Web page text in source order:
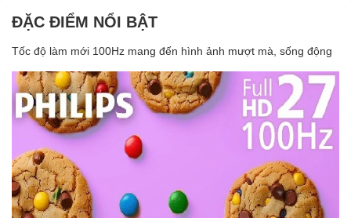
ĐẶC ĐIỂM NỔI BẬT
Tốc độ làm mới 100Hz mang đến hình ảnh mượt mà, sống động